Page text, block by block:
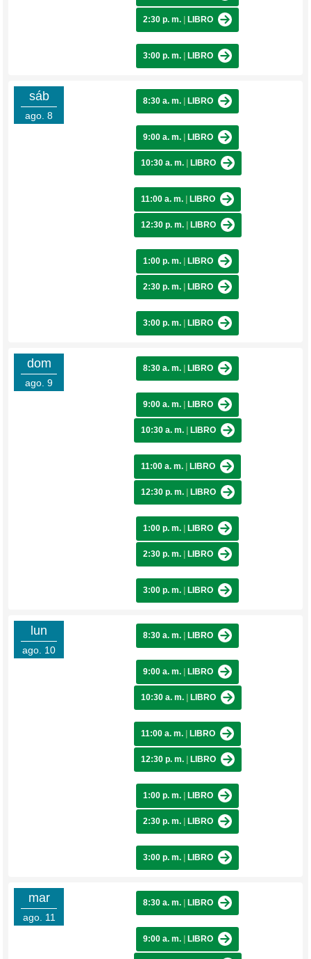
2:30 p. m. LIBRO
3:00 p. m. LIBRO
sáb
ago. 8
8:30 a. m. LIBRO
9:00 a. m. LIBRO
10:30 a. m. LIBRO
11:00 a. m. LIBRO
12:30 p. m. LIBRO
1:00 p. m. LIBRO
2:30 p. m. LIBRO
3:00 p. m. LIBRO
dom
ago. 9
8:30 a. m. LIBRO
9:00 a. m. LIBRO
10:30 a. m. LIBRO
11:00 a. m. LIBRO
12:30 p. m. LIBRO
1:00 p. m. LIBRO
2:30 p. m. LIBRO
3:00 p. m. LIBRO
lun
ago. 10
8:30 a. m. LIBRO
9:00 a. m. LIBRO
10:30 a. m. LIBRO
11:00 a. m. LIBRO
12:30 p. m. LIBRO
1:00 p. m. LIBRO
2:30 p. m. LIBRO
3:00 p. m. LIBRO
mar
ago. 11
8:30 a. m. LIBRO
9:00 a. m. LIBRO